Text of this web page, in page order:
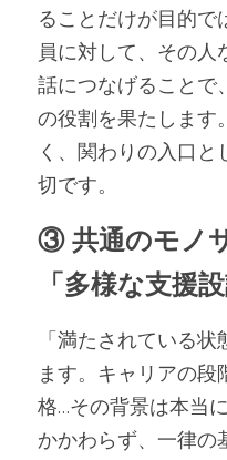
ることだけが目的で
員に対して、その
話につなげることで
の役割を果たします
く、関わりの入口
切です。
③ 共通のモノ
「多様な支援設
「満たされている
ます。キャリアの段
格…その背景は本当
かかわらず、一律の